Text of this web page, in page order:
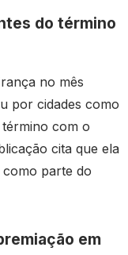
do término
no mês
por cidades como
com o
cita que ela
parte do
em